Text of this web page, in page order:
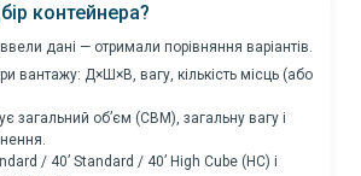
контейнера?
дані — отримали порівняння варіантів.
вантажу: Д×Ш×В, вагу, кількість місць (або
загальний об’єм (CBM), загальну вагу і
/ 40’ Standard / 40’ High Cube (HC) і